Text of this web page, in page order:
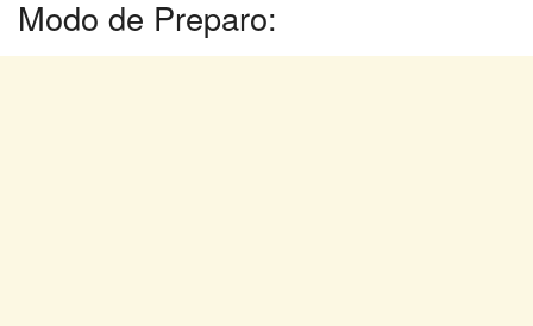
Modo de Preparo: